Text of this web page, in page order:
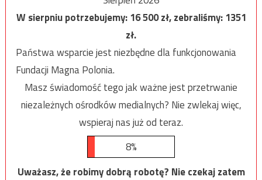
W sierpniu potrzebujemy:16 500zł, zebraliśmy:1351
zł.
Państwa wsparcie jest niezbędne dla funkcjonowania
Fundacji Magna Polonia.
Masz świadomość tego jak ważne jest przetrwanie
niezależnych ośrodków medialnych? Nie zwlekaj więc,
wspieraj nas już od teraz.
8%
Uważasz, że robimy dobrą robotę? Nie czekaj zatem